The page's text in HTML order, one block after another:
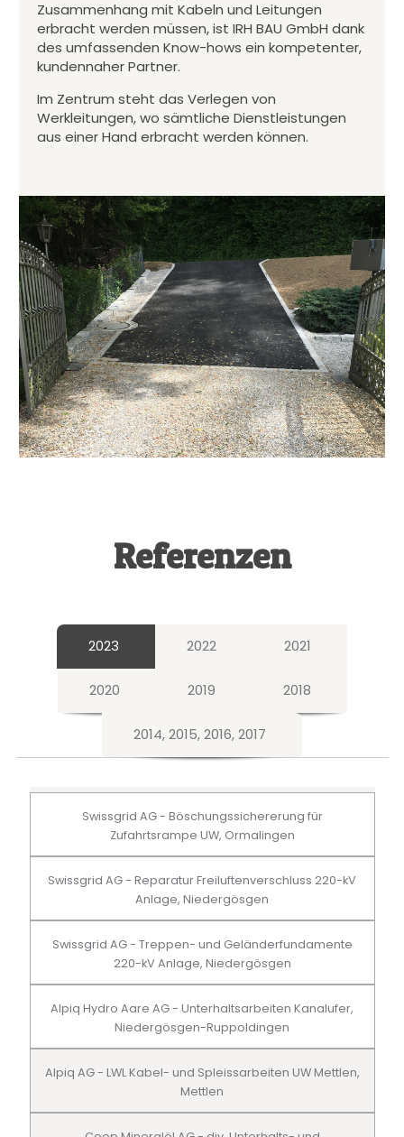
Zusammenhang mit Kabeln und Leitungen
erbracht werden müssen, ist IRH BAU GmbH dank
des umfassenden Know-hows ein kompetenter,
kundennaher Partner.
Im Zentrum steht das Verlegen von
Werkleitungen, wo sämtliche Dienstleistungen
aus einer Hand erbracht werden können.
Referenzen
2023 2022 2021
2020 2019 2018
2014, 2015, 2016, 2017
Swissgrid AG - Böschungssichererung für
Zufahrtsrampe UW, Ormalingen
Swissgrid AG - Reparatur Freiluftenverschluss 220-kV
Anlage, Niedergösgen
Swissgrid AG - Treppen- und Geländerfundamente
220-kV Anlage, Niedergösgen
Alpiq Hydro Aare AG - Unterhaltsarbeiten Kanalufer,
Niedergösgen-Ruppoldingen
Alpiq AG - LWL Kabel- und Spleissarbeiten UW Mettlen,
Mettlen